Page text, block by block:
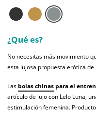
¿Qué es?
No necesitas más movimiento
esta lujosa propuesta erótica de
Las bolas chinas para el
artículo de lujo con Lelo Luna,
estimulación femenina.